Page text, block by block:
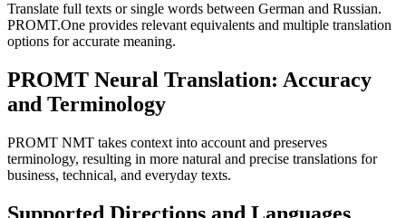
Translate full texts or single words between German and Russian.
PROMT.One provides relevant equivalents and multiple translation
options for accurate meaning.
PROMT Neural Translation: Accuracy
and Terminology
PROMT NMT takes context into account and preserves
terminology, resulting in more natural and precise translations for
business, technical, and everyday texts.